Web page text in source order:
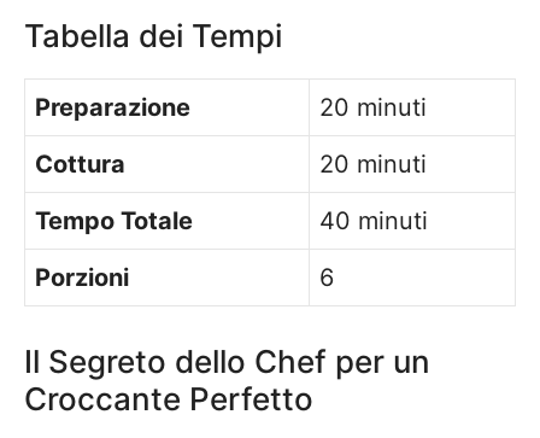
Tabella dei Tempi
Preparazione
20 minuti
Cottura
20 minuti
Tempo Totale
40 minuti
Porzioni
6
Il Segreto dello Chef per un
Croccante Perfetto